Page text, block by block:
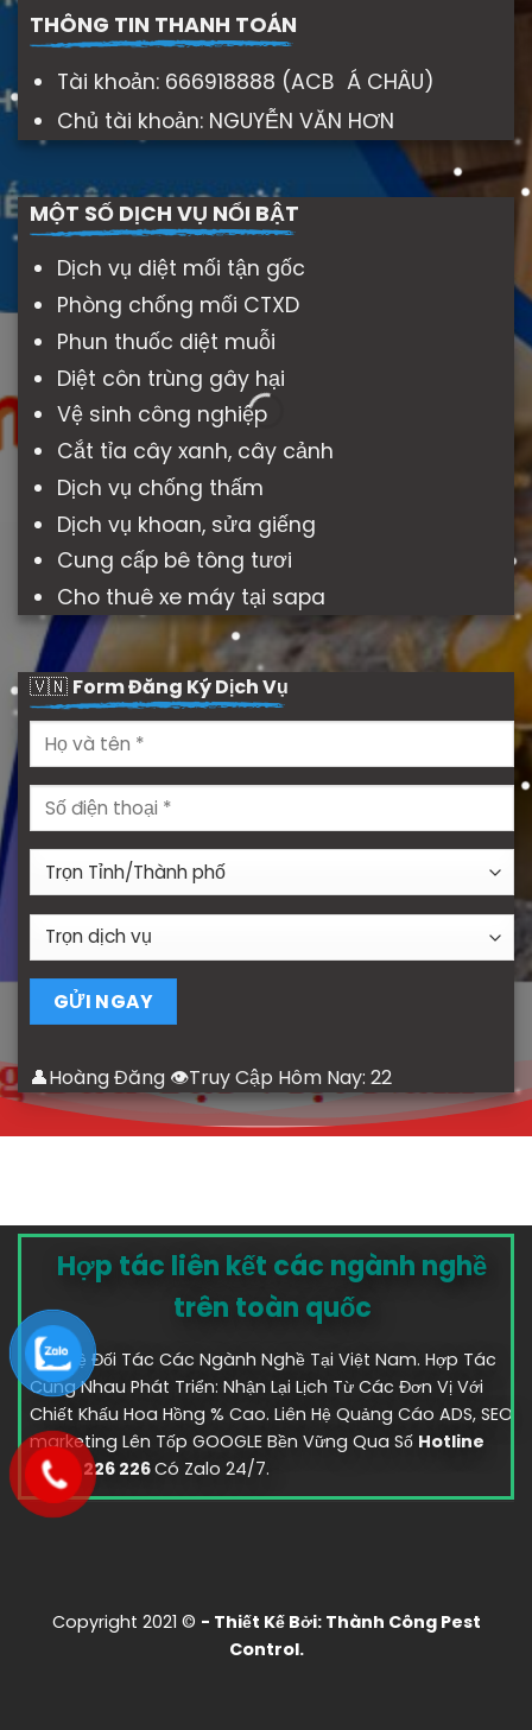
THÔNG TIN THANH TOÁN
Tài khoản: 666918888 (ACB Á CHÂU)
Chủ tài khoản: NGUYỄN VĂN HƠN
MỘT SỐ DỊCH VỤ NỔI BẬT
Dịch vụ diệt mối tận gốc
Phòng chống mối CTXD
Phun thuốc diệt muỗi
Diệt côn trùng gây hại
Vệ sinh công nghiệp
Cắt tỉa cây xanh, cây cảnh
Dịch vụ chống thấm
Dịch vụ khoan, sửa giếng
Cung cấp bê tông tươi
Cho thuê xe máy tại sapa
🇻🇳 Form Đăng Ký Dịch Vụ
👤Hoàng Đăng 👁Truy Cập Hôm Nay: 22
Hợp tác liên kết các ngành nghề
trên toàn quốc
Liên Hệ Đối Tác Các Ngành Nghề Tại Việt Nam. Hợp Tác
Cùng Nhau Phát Triển: Nhận Lại Lịch Từ Các Đơn Vị Với
Chiết Khấu Hoa Hồng % Cao. Liên Hệ Quảng Cáo ADS, SEO
marketing Lên Tốp GOOGLE Bền Vững Qua Số Hotline
0583. 226 226Có Zalo 24/7.
Copyright 2021 © - Thiết Kế Bởi: Thành Công Pest
Control.